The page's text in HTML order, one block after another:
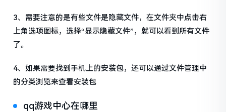
3、需要注意的是有些文件是隐藏文件，在文件夹中点击右
上角选项图标，选择“显示隐藏文件”，就可以看到所有文件
了。
4、如果需要找到手机上的安装包，还可以通过文件管理中
的分类浏览来查看安装包
qq游戏中心在哪里